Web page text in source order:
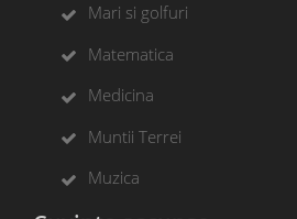
Mari si golfuri
Matematica
Medicina
Muntii Terrei
Muzica